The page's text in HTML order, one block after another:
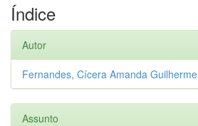
Índice
Autor
Fernandes, Cícera Amanda Guilherme
Assunto